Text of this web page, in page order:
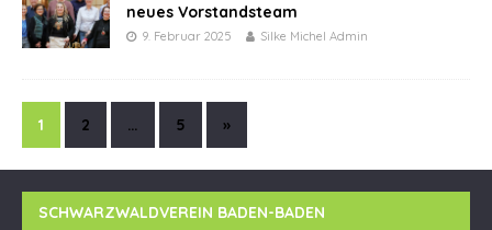
neues Vorstandsteam
9. Februar 2025 Silke Michel Admin
1 2 … 5 »
SCHWARZWALDVEREIN BADEN-BADEN